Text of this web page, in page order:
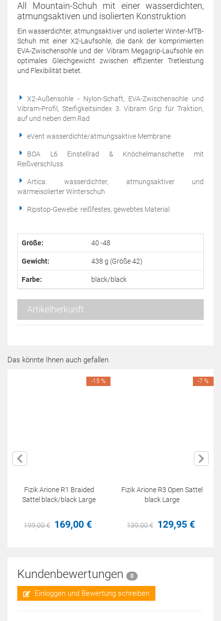
All Mountain-Schuh mit einer wasserdichten,
atmungsaktiven und isolierten Konstruktion
Ein wasserdichter, atmungsaktiver und isolierter Winter-MTB-
Schuh mit einer X2-Laufsohle, die dank der komprimierten
EVA-Zwischensohle und der Vibram Megagrip-Laufsohle ein
optimales Gleichgewicht zwischen effizienter Tretleistung
und Flexibilität bietet.
X2-Außensohle - Nylon-Schaft, EVA-Zwischensohle und
Vibram-Profil, Steifigkeitsindex 3. Vibram Grip für Traktion,
auf und neben dem Rad
eVent wasserdichte/atmungsaktive Membrane
BOA L6 Einstellrad & Knöchelmanschette mit
Reißverschluss
Artica: wasserdichter, atmungsaktiver und
wärmeisolierter Winterschuh
Ripstop-Gewebe: reißfestes, gewebtes Material
Größe: 40 -48
Gewicht: 438 g (Größe 42)
Farbe: black/black
Artikelherkunft
Das könnte Ihnen auch gefallen
Fizik Arione R1 Braided
Sattel black/black Large
199,00€ 169,00 €
-15 %
Fizik Arione R3 Open Sattel
black Large
139,00€ 129,95 €
-7 %
Kundenbewertungen 0
Einloggen und Bewertung schreiben